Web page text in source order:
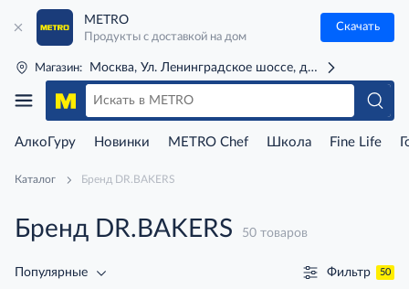
METRO
Продукты с доставкой на дом
Скачать
Магазин: Москва, Ул. Ленинградское шоссе, д. 71Г (м. Речной
АлкоГуру Новинки METRO Chef Школа Fine Life
Каталог Бренд DR.BAKERS
Бренд DR.BAKERS 50 товаров
Популярные Фильтр 50